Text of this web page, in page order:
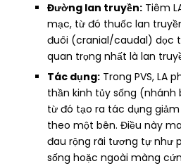
Đường lan truyền: Tiêm
mạc, từ đó thuốc lan
đuôi (cranial/caudal) dọc
quan trọng nhất là lan
Tác dụng: Trong PVS, LA
thần kinh tủy sống (nhánh
từ đó tạo ra tác dụng
theo một bên. Điều này
đau rộng rãi tương tự như
sống hoặc ngoài màng